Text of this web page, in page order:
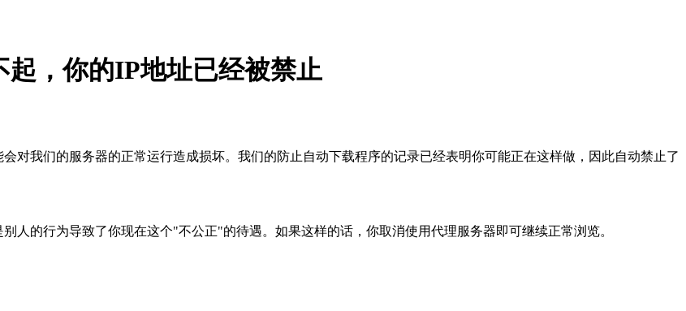
起，你的IP地址已经被禁止
对我们的服务器的正常运行造成损坏。我们的防止自动下载程序的记录已经表明你可能正在这样做，因此自动禁止了
人的行为导致了你现在这个"不公正"的待遇。如果这样的话，你取消使用代理服务器即可继续正常浏览。